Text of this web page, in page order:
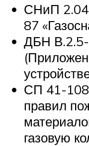
СНиП
87
ДБН
СП 41-
правил
газовую